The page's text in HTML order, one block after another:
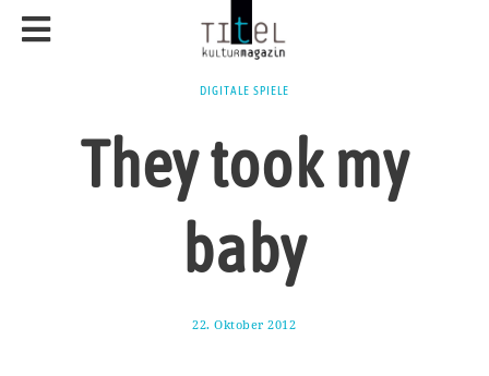
DIGITALE SPIELE
They took my
baby
22. Oktober 2012